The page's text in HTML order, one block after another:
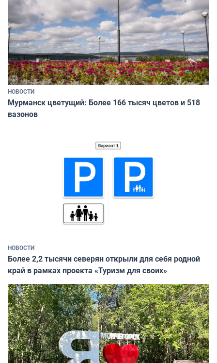
НОВОСТИ
Мурманск цветущий: Более 166 тысяч цветов и 518
вазонов
НОВОСТИ
Более 2,2 тысячи северян открыли для себя родной
край в рамках проекта «Туризм для своих»